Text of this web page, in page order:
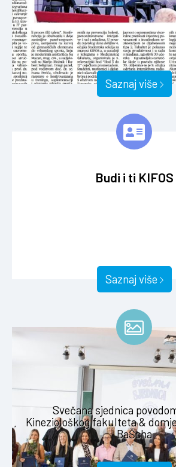
Saznaj više
Budi i ti KIFOS
Saznaj više
''Od studentskih klupa do
Luka Pratljačić i